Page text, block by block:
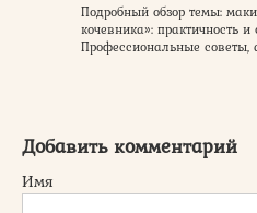
Подробный обзор темы:
кочевника»: практичность и
Профессиональные советы,
Добавить комментарий
Имя